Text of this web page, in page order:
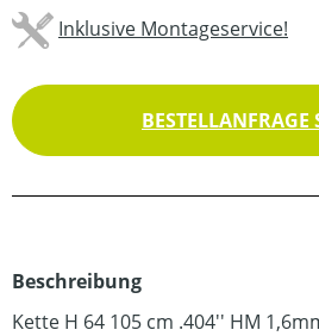
Inklusive Montageservice!
BESTELLANFRAGE
Beschreibung
Kette H 64 105 cm .404'' HM